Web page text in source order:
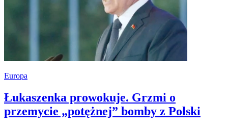
Europa
Łukaszenka prowokuje. Grzmi o
przemycie „potężnej” bomby z Polski